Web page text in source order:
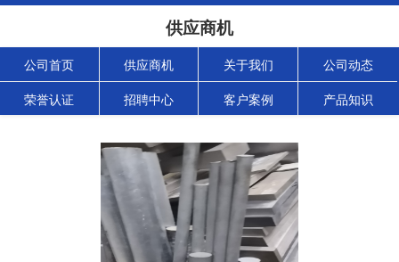
供应商机
公司首页 供应商机 关于我们 公司动态
荣誉认证 招聘中心 客户案例 产品知识